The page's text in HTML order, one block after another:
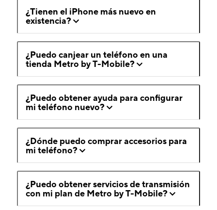
¿Tienen el iPhone más nuevo en
existencia?
¿Puedo canjear un teléfono en una
tienda Metro by T-Mobile?
¿Puedo obtener ayuda para configurar
mi teléfono nuevo?
¿Dónde puedo comprar accesorios para
mi teléfono?
¿Puedo obtener servicios de transmisión
con mi plan de Metro by T-Mobile?